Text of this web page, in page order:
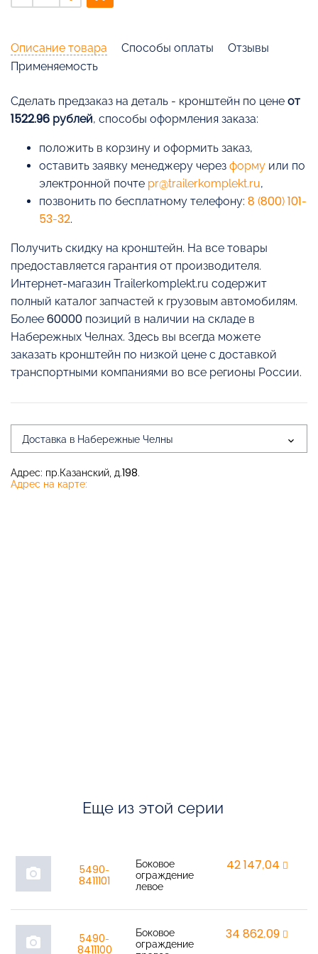
Описание товара Способы оплаты
Отзывы
Применяемость
Cделать предзаказ на деталь - кронштейн по цене от
1522.96 рублей, способы оформления заказа:
положить в корзину и оформить заказ,
оставить заявку менеджеру через форму или по
электронной почте pr@trailerkomplekt.ru,
позвонить по бесплатному телефону: 8 (800) 101-
53-32.
Получить скидку на кронштейн. На все товары
предоставляется гарантия от производителя.
Интернет-магазин Trailerkomplekt.ru содержит
полный каталог запчастей к грузовым автомобилям.
Более 60000 позиций в наличии на складе в
Набережных Челнах. Здесь вы всегда можете
заказать кронштейн по низкой цене с доставкой
транспортными компаниями во все регионы России.
Доставка в Набережные Челны
Адрес: пр.Казанский, д.198.
Адрес на карте:
Еще из этой серии
photo_camera
5490-
8411101
Боковое
ограждение
левое
42 147,04
photo_camera
5490-
8411100
Боковое
ограждение
34 862,09